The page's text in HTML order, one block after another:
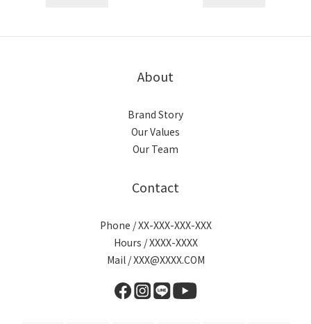
About
Brand Story
Our Values
Our Team
Contact
Phone / XX-XXX-XXX-XXX
Hours / XXXX-XXXX
Mail / XXX@XXXX.COM